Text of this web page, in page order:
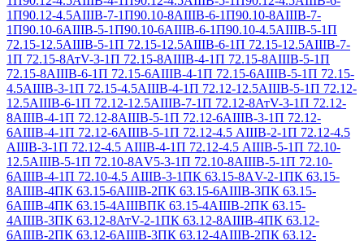
1П90.12-4.5АIIIВ-7-1П90.10-8АIIIВ-6-1П90.10-8АIIIВ-7-
1П90.10-6АIIIВ-5-1П90.10-6АIIIВ-6-1П90.10-4.5АIIIВ-5-1П
72.15-12.5АIIIВ-5-1П 72.15-12.5АIIIВ-6-1П 72.15-12.5АIIIВ-7-
1П 72.15-8АтV-3-1П 72.15-8АIIIВ-4-1П 72.15-8АIIIВ-5-1П
72.15-8АIIIВ-6-1П 72.15-6АIIIВ-4-1П 72.15-6АIIIВ-5-1П 72.15-
4.5АIIIВ-3-1П 72.15-4.5АIIIВ-4-1П 72.12-12.5АIIIВ-5-1П 72.12-
12.5АIIIВ-6-1П 72.12-12.5АIIIВ-7-1П 72.12-8АтV-3-1П 72.12-
8АIIIВ-4-1П 72.12-8АIIIВ-5-1П 72.12-6АIIIВ-3-1П 72.12-
6АIIIВ-4-1П 72.12-6АIIIВ-5-1П 72.12-4.5 АIIIВ-2-1П 72.12-4.5
АIIIВ-3-1П 72.12-4.5 АIIIВ-4-1П 72.12-4.5 АIIIВ-5-1П 72.10-
12.5АIIIВ-5-1П 72.10-8АV5-3-1П 72.10-8АIIIВ-5-1П 72.10-
6АIIIВ-4-1П 72.10-4.5 АIIIВ-3-1ПК 63.15-8АV-2-1ПК 63.15-
8АIIIВ-4ПК 63.15-6АIIIВ-2ПК 63.15-6АIIIВ-3ПК 63.15-
6АIIIВ-4ПК 63.15-4АIIIВПК 63.15-4АIIIВ-2ПК 63.15-
4АIIIВ-3ПК 63.12-8АтV-2-1ПК 63.12-8АIIIВ-4ПК 63.12-
6АIIIВ-2ПК 63.12-6АIIIВ-3ПК 63.12-4АIIIВ-2ПК 63.12-